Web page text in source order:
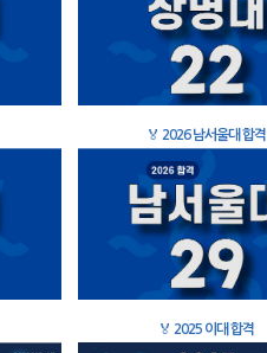
🏅 2026 남서울대 합격
🏅 2025 이대 합격